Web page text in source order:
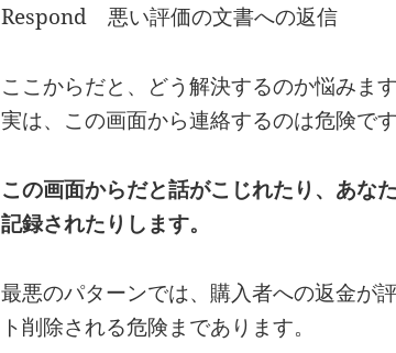
Respond 悪い評価の文書への返信
ここからだと、どう解決するのか悩みます
実は、この画面から連絡するのは危険です
この画面からだと話がこじれたり、あな
記録されたりします。
最悪のパターンでは、購入者への返金が
ト削除される危険まであります。